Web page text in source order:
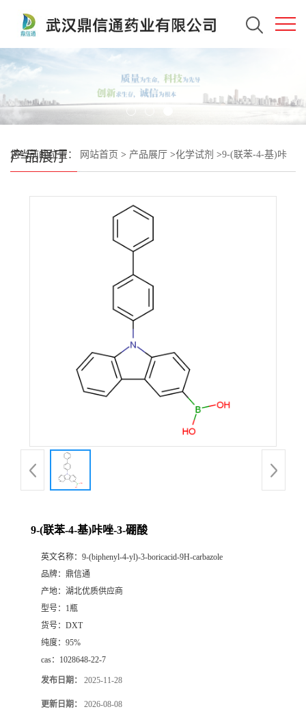
产品展厅
您当前的位置： 网站首页 > 产品展厅 >化学试剂 >9-(联苯-4-基)咔
9-(联苯-4-基)咔唑-3-硼酸
英文名称： 9-(biphenyl-4-yl)-3-boricacid-9H-carbazole
品牌： 鼎信通
产地： 湖北优质供应商
型号： 1瓶
货号： DXT
纯度： 95%
cas： 1028648-22-7
发布日期： 2025-11-28
更新日期： 2026-08-08